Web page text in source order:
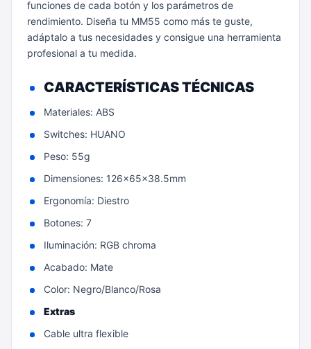
funciones de cada botón y los parámetros de
rendimiento. Diseña tu MM55 como más te guste,
adáptalo a tus necesidades y consigue una herramienta
profesional a tu medida.
CARACTERÍSTICAS TÉCNICAS
Materiales: ABS
Switches: HUANO
Peso: 55g
Dimensiones: 126x65x38.5mm
Ergonomía: Diestro
Botones: 7
Iluminación: RGB chroma
Acabado: Mate
Color: Negro/Blanco/Rosa
Extras
Cable ultra flexible